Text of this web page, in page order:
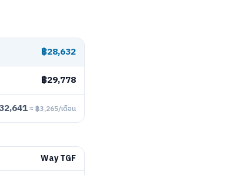
฿28,632
฿29,778
≈ ฿3,265/เดือน
Way TGF